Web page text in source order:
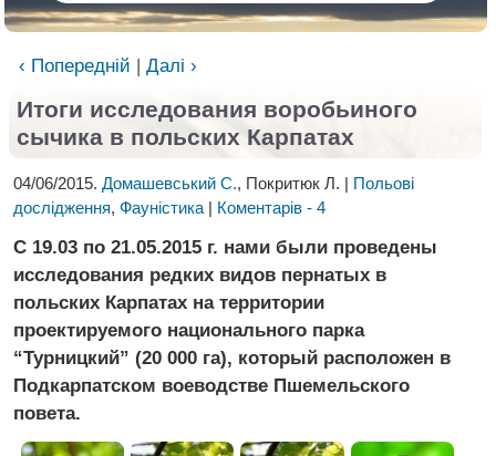
‹ Попередній | Далі ›
Итоги исследования воробьиного
сычика в польских Карпатах
04/06/2015. Домашевський С., Покритюк Л. | Польові
дослідження, Фауністика | Коментарів - 4
С 19.03 по 21.05.2015 г. нами были проведены
исследования редких видов пернатых в
польских Карпатах на территории
проектируемого национального парка
“Турницкий” (20 000 га), который расположен в
Подкарпатском воеводстве Пшемельского
повета.